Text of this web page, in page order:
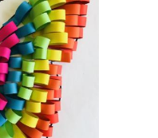
Поделки для малышей
Пальчиковые поделки